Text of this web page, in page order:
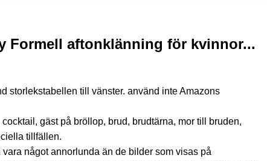
Formell aftonklänning för kvinnor...
storlekstabellen till vänster. använd inte Amazons
gäst på bröllop, brud, brudtärna, mor till bruden,
tillfällen.
något annorlunda än de bilder som visas på